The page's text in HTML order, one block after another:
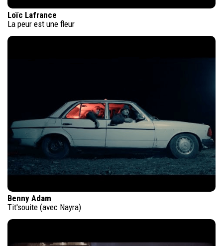
Loïc Lafrance
La peur est une fleur
Benny Adam
Tit'souite (avec Nayra)